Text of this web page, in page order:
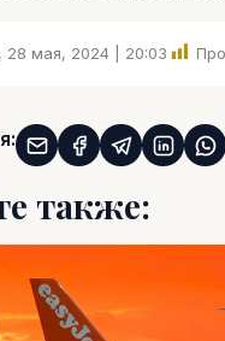
28 мая, 2024 | 20:03
также: